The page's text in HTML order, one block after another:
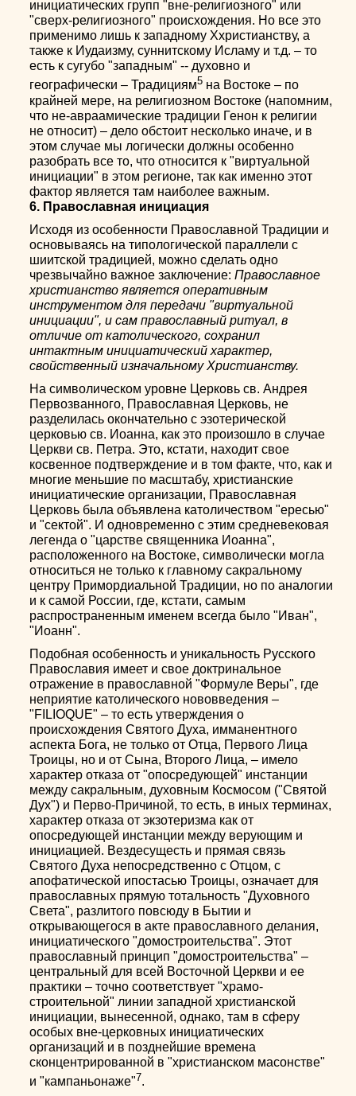
инициатических групп "вне-религиозного" или
"сверх-религиозного" происхождения. Но все это
применимо лишь к западному Ххристианству, а
также к Иудаизму, суннитскому Исламу и т.д. – то
есть к сугубо "западным" -- духовно и
географически – Традициям5 на Востоке – по
крайней мере, на религиозном Востоке (напомним,
что не-авраамические традиции Генон к религии
не относит) – дело обстоит несколько иначе, и в
этом случае мы логически должны особенно
разобрать все то, что относится к "виртуальной
инициации" в этом регионе, так как именно этот
фактор является там наиболее важным.
6. Православная инициация
Исходя из особенности Православной Традиции и
основываясь на типологической параллели с
шиитской традицией, можно сделать одно
чрезвычайно важное заключение:Православное
христианство является оперативным
инструментом для передачи "виртуальной
инициации", и сам православный ритуал, в
отличие от католическoго, сохранил
интактным инициатический характер,
свойственный изначальному Христианству.
На символическом уровне Церковь св. Андрея
Первозванного, Православная Церковь, не
разделилась окончательно с эзотерической
церковью св. Иоанна, как это произошло в случае
Церкви св. Петра. Это, кстати, находит свое
косвенное подтверждение и в том факте, что, как и
многие меньшие по масштабу, христианские
инициатические организации, Православная
Церковь была объявлена католичеством "ересью"
и "сектой". И одновременно с этим средневековая
легенда о "царстве священника Иоанна",
расположенного на Востоке, символически могла
относиться не только к главному сакральному
центру Примордиальной Традиции, но по аналогии
и к самой России, где, кстати, самым
распространенным именем всегда было "Иван",
"Иоанн".
Подобная особенность и уникальность Русского
Православия имеет и свое доктринальное
отражение в православной "Формуле Веры", где
неприятие католического нововведения –
"FILIOQUE" – то есть утверждения о
происхождения Святого Духа, имманентного
аспекта Бога, не только от Отца, Первого Лица
Троицы, но и от Сына, Второго Лица, – имело
характер отказа от "опосредующей" инстанции
между сакральным, духовным Космосом ("Святой
Дух") и Перво-Причиной, то есть, в иных терминах,
характер отказа от экзотеризма как от
опосредующей инстанции между верующим и
инициацией. Вездесущесть и прямая связь
Святого Духа непосредственно с Отцом, с
апофатической ипостасью Троицы, означает для
православных прямую тотальность "Духовного
Света", разлитого повсюду в Бытии и
открывающегося в акте православного делания,
инициатического "домостроительства". Этот
православный принцип "домостроительства" –
центральный для всей Восточной Церкви и ее
практики – точно соответствует "храмо-
строительной" линии западной христианской
инициации, вынесенной, однако, там в сферу
особых вне-церковных инициатических
организаций и в позднейшие времена
сконцентрированной в "христианском масонстве"
и "кампаньонаже"7.